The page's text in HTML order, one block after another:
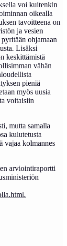
voi kuitenkin
oikealla
tavoitteena on
ja vesien
ohjamaan
Lisäksi
keskittämistä
vähän
pieniä
myös uusia
voitaisiin
mutta samalla
kulutetusta
vajaa kolmannes
arviointiraportti
.